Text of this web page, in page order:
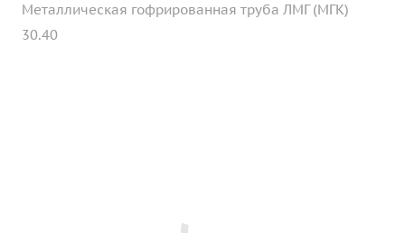
Металлическая гофрированная труба ЛМГ (МГК)
30.40